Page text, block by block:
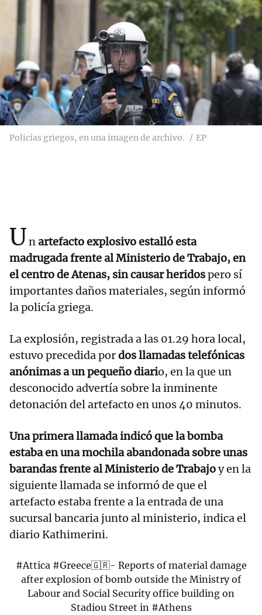
Policías griegos, en una imagen de archivo. EP
Unartefacto explosivo estalló esta
madrugada frente al Ministerio de Trabajo, en
el centro de Atenas, sin causar heridospero sí
importantes daños materiales, según informó
la policía griega.
La explosión, registrada a las 01.29 hora local,
estuvo precedida pordos llamadas telefónicas
anónimas a un pequeño diario, en la que un
desconocido advertía sobre la inminente
detonación del artefacto en unos 40 minutos.
Una primera llamada indicó que la bomba
estaba en una mochila abandonada sobre unas
barandas frente al Ministerio de Trabajoy en la
siguiente llamada se informó de que el
artefacto estaba frente a la entrada de una
sucursal bancaria junto al ministerio, indica el
diario Kathimerini.
#Attica #Greece🇬🇷- Reports of material damage
after explosion of bomb outside the Ministry of
Labour and Social Security office building on
Stadiou Street in #Athens